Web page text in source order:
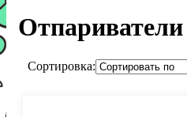
Отпариватели
Сортировка: